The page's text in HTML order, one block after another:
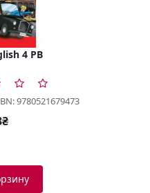
4 PB
9780521679473